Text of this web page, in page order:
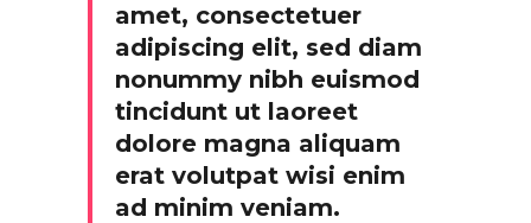
amet, consectetuer
adipiscing elit, sed diam
nonummy nibh euismod
tincidunt ut laoreet
dolore magna aliquam
erat volutpat wisi enim
ad minim veniam.